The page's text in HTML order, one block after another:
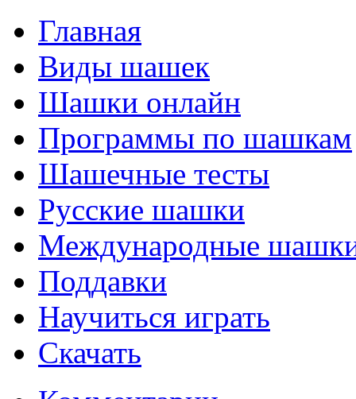
Главная
Виды шашек
Шашки онлайн
Программы по шашкам
Шашечные тесты
Русские шашки
Международные
Поддавки
Научиться играть
Скачать